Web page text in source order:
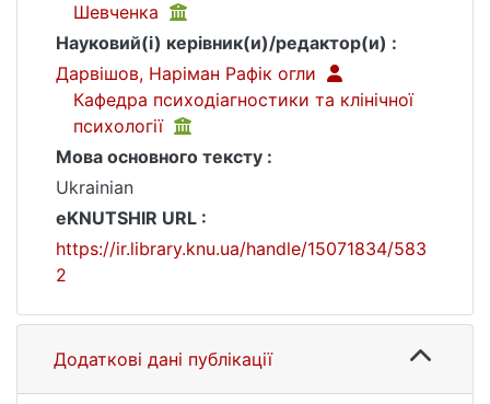
Шевченка
Науковий(і) керівник(и)/редактор(и) :
Дарвішов, Наріман Рафік огли
Кафедра психодіагностики та клінічної
психології
Мова основного тексту :
Ukrainian
eKNUTSHIR URL :
https://ir.library.knu.ua/handle/15071834/583
2
Додаткові дані публікації